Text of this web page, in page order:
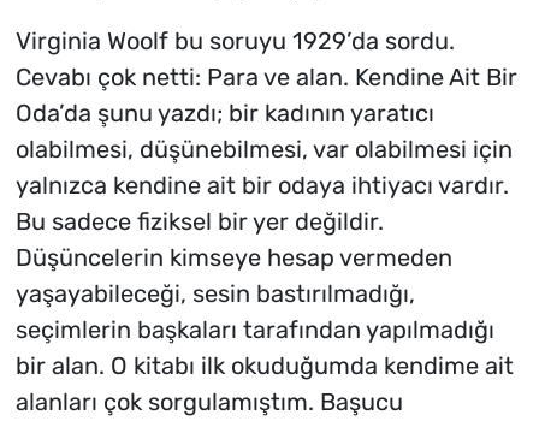
Virginia Woolf bu soruyu 1929’da sordu.
Cevabı çok netti: Para ve alan. Kendine Ait Bir
Oda’da şunu yazdı; bir kadının yaratıcı
olabilmesi, düşünebilmesi, var olabilmesi için
yalnızca kendine ait bir odaya ihtiyacı vardır.
Bu sadece fiziksel bir yer değildir.
Düşüncelerin kimseye hesap vermeden
yaşayabileceği, sesin bastırılmadığı,
seçimlerin başkaları tarafından yapılmadığı
bir alan. O kitabı ilk okuduğumda kendime ait
alanları çok sorgulamıştım. Başucu